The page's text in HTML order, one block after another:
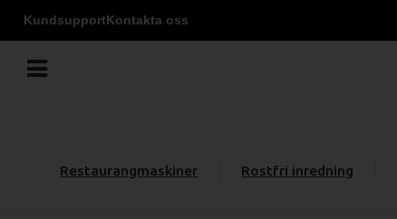
KundsupportKontakta oss
Restaurangmaskiner Rostfri inredning